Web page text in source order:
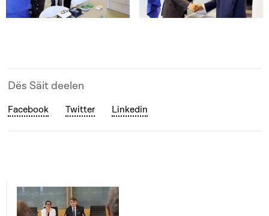
Open image in gallery Open image in gallery
Dës Säit deelen
Facebook Twitter Linkedin